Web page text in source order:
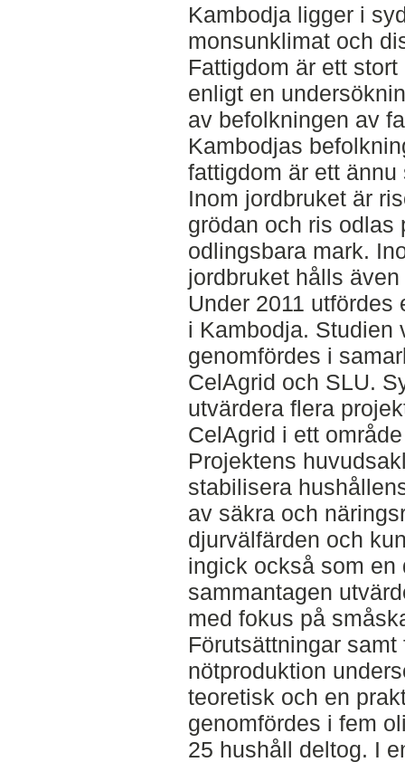
Kambodja ligger i
monsunklimat och
Fattigdom är ett
enligt en
av befolkningen av
Kambodjas
fattigdom är ett
Inom jordbruket är
grödan och ris odlas
odlingsbara mark.
jordbruket hålls
Under 2011
i Kambodja. Studien
genomfördes i
CelAgrid och SLU.
utvärdera flera
CelAgrid i ett
Projektens
stabilisera
av säkra och
djurvälfärden och
ingick också som en
sammantagen
med fokus på
Förutsättningar
nötproduktion
teoretisk och en
genomfördes i fem
25 hushåll deltog. I